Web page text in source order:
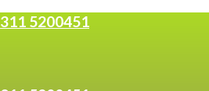
311 5200451